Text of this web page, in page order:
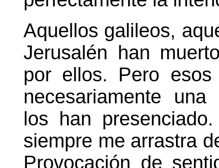
Aquellos galileos,
Jerusalén han
por ellos. Pero esos
necesariamente
los han
siempre me arrastra
Provocación de